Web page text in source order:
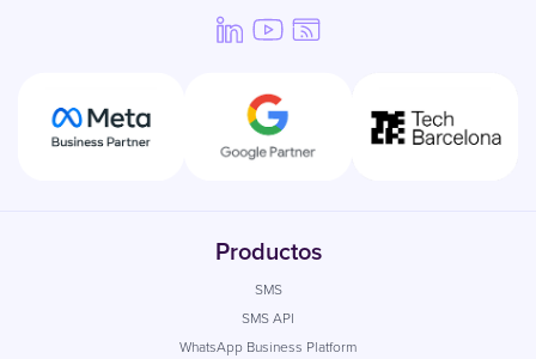
Productos
SMS
SMS API
WhatsApp Business Platform